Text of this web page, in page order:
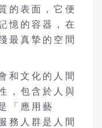
的表面，它便
憶的容器，在
最真摯的空間
和文化的人間
，包含於人與
「應用藝
務人群是人間